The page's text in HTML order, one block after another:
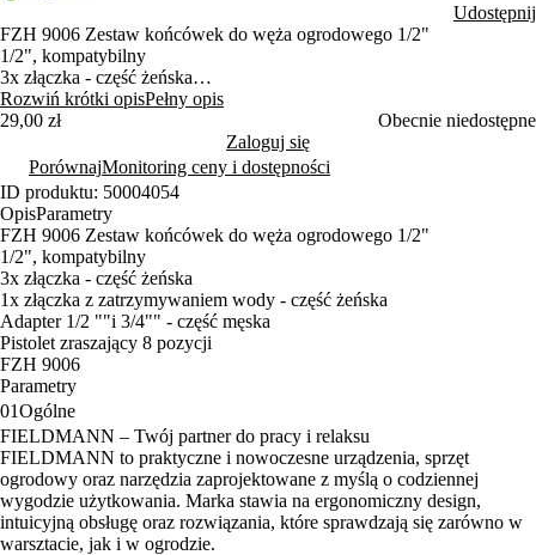
Udostępnij
FZH 9006 Zestaw końcówek do węża ogrodowego 1/2"
1/2", kompatybilny
3x złączka - część żeńska
1x złączka z zatrzymywaniem wody - część żeńska
Adapter 1/2 ""i 3/4"" - część męska
Rozwiń krótki opisPełny opis
29,00 zł
Obecnie niedostępne
Zaloguj się
PorównajMonitoring ceny i dostępności
ID produktu: 50004054
OpisParametry
FZH 9006 Zestaw końcówek do węża ogrodowego 1/2"
1/2", kompatybilny
3x złączka - część żeńska
1x złączka z zatrzymywaniem wody - część żeńska
Adapter 1/2 ""i 3/4"" - część męska
Pistolet zraszający 8 pozycji
FZH 9006
Parametry
01Ogólne
FIELDMANN – Twój partner do pracy i relaksu
FIELDMANN to praktyczne i nowoczesne urządzenia, sprzęt
ogrodowy oraz narzędzia zaprojektowane z myślą o codziennej
wygodzie użytkowania. Marka stawia na ergonomiczny design,
intuicyjną obsługę oraz rozwiązania, które sprawdzają się zarówno w
warsztacie, jak i w ogrodzie.